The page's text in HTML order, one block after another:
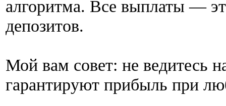
алгоритма. Все выплаты —
депозитов.
Мой вам совет: не ведитесь
гарантируют прибыль при